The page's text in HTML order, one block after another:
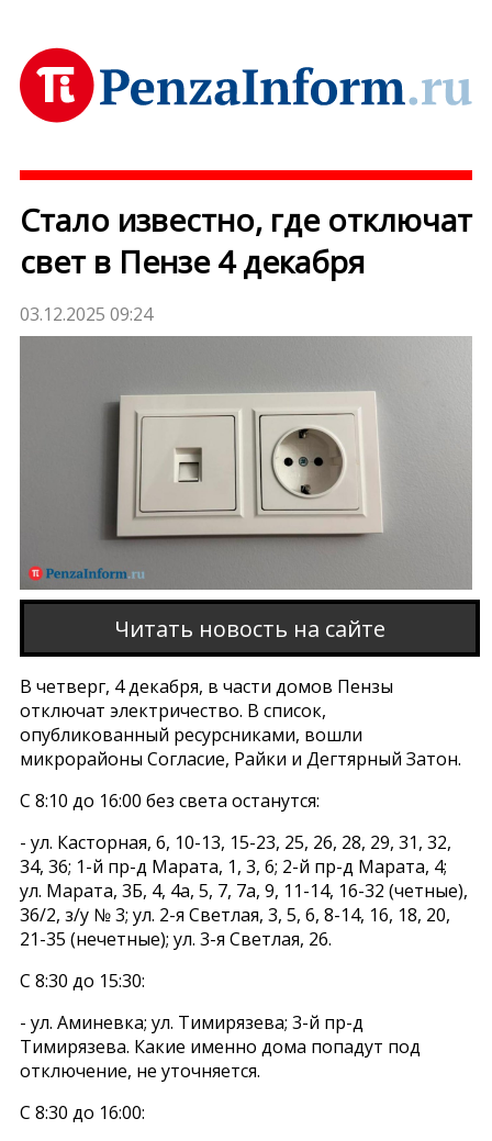
Стало известно, где отключат
свет в Пензе 4 декабря
03.12.2025 09:24
Читать новость на сайте
В четверг, 4 декабря, в части домов Пензы
отключат электричество. В список,
опубликованный ресурсниками, вошли
микрорайоны Согласие, Райки и Дегтярный Затон.
С 8:10 до 16:00 без света останутся:
- ул. Касторная, 6, 10-13, 15-23, 25, 26, 28, 29, 31, 32,
34, 36; 1-й пр-д Марата, 1, 3, 6; 2-й пр-д Марата, 4;
ул. Марата, 3Б, 4, 4а, 5, 7, 7а, 9, 11-14, 16-32 (четные),
36/2, з/у № 3; ул. 2-я Светлая, 3, 5, 6, 8-14, 16, 18, 20,
21-35 (нечетные); ул. 3-я Светлая, 26.
С 8:30 до 15:30:
- ул. Аминевка; ул. Тимирязева; 3-й пр-д
Тимирязева. Какие именно дома попадут под
отключение, не уточняется.
С 8:30 до 16:00: